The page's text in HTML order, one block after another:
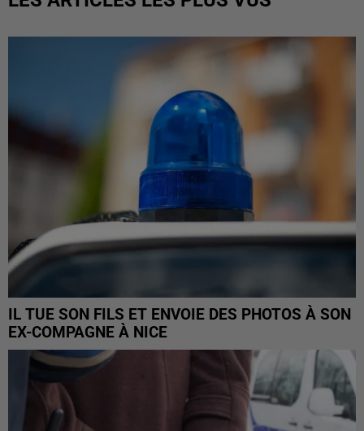
IL TUE SON FILS ET ENVOIE DES PHOTOS À SON
EX-COMPAGNE À NICE